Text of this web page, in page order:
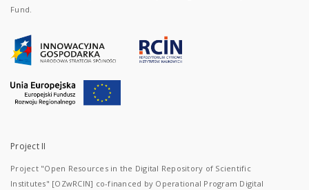
Fund.
Project II
Project "Open Resources in the Digital Repository of Scientific
Institutes" [OZwRCIN] co-financed by Operational Program Digital